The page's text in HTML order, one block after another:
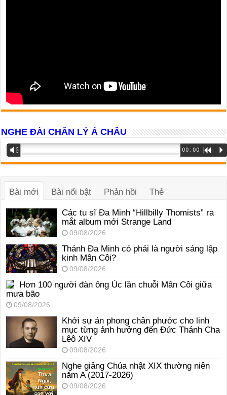
NGHE ĐÀI CHÂN LÝ Á CHÂU
Trình
phát
âm
Vm 00:00 R P
Bài mới Bài nổi bật Phản hồi Thẻ
Các tu sĩ Đa Minh “Hillbilly Thomists” ra
mắt album mới Strange Land
09/08/2026
Thánh Đa Minh có phải là người sáng lập
kinh Mân Côi?
09/08/2026
Hơn 100 người đàn ông Úc lần chuỗi Mân Côi giữa
mưa bão
09/08/2026
Khởi sự án phong chân phước cho linh
mục từng ảnh hưởng đến Đức Thánh Cha
Lêô XIV
09/08/2026
Nghe giảng Chúa nhật XIX thường niên
năm A (2017-2026)
09/08/2026